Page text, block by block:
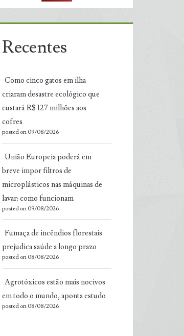
Recentes
Como cinco gatos em ilha
criaram desastre ecológico que
custará R$ 127 milhões aos
cofres
posted on 09/08/2026
União Europeia poderá em
breve impor filtros de
microplásticos nas máquinas de
lavar: como funcionam
posted on 09/08/2026
Fumaça de incêndios florestais
prejudica saúde a longo prazo
posted on 08/08/2026
Agrotóxicos estão mais nocivos
em todo o mundo, aponta estudo
posted on 08/08/2026